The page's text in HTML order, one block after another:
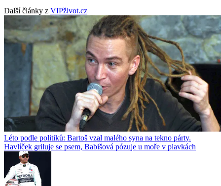
Další články z VIPživot.cz
Léto podle politiků: Bartoš vzal malého syna na tekno párty.
Havlíček griluje se psem, Babišová pózuje u moře v plavkách